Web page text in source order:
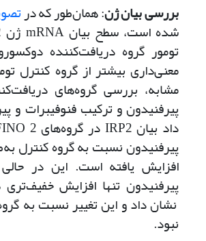
بررسی بیان ژن‌‌: همان‌طور که در
تومور گروه دریافت‌کننده
معنی‌داری بیشتر از گروه کنترل
پیرفنیدون و ترکیب فنوفیبرات و
پیرفنیدون نسبت به گروه کنترل
افزایش یافته است‌. این در
نشان داد و این تغییر نسبت به
نبود.